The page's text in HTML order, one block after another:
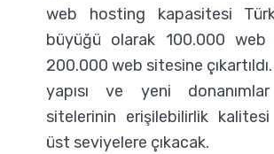
web hosting kapasitesi
büyüğü olarak 100.000 web
200.000 web sitesine
yapısı ve yeni
sitelerinin erişilebilirlik
üst seviyelere çıkacak.